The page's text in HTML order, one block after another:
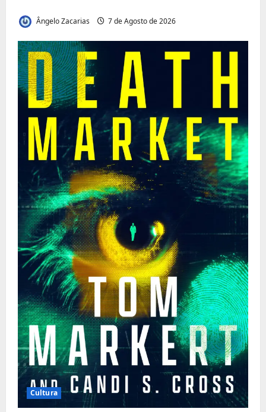
Ângelo Zacarias 7 de Agosto de 2026
Cultura